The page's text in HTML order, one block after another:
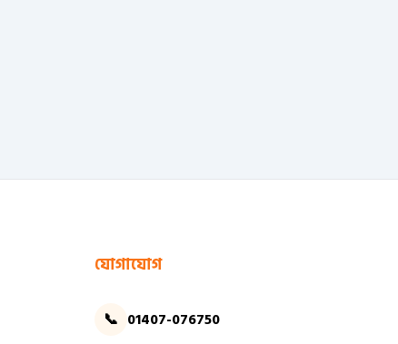
যোগাযোগ
📞 01407-076750